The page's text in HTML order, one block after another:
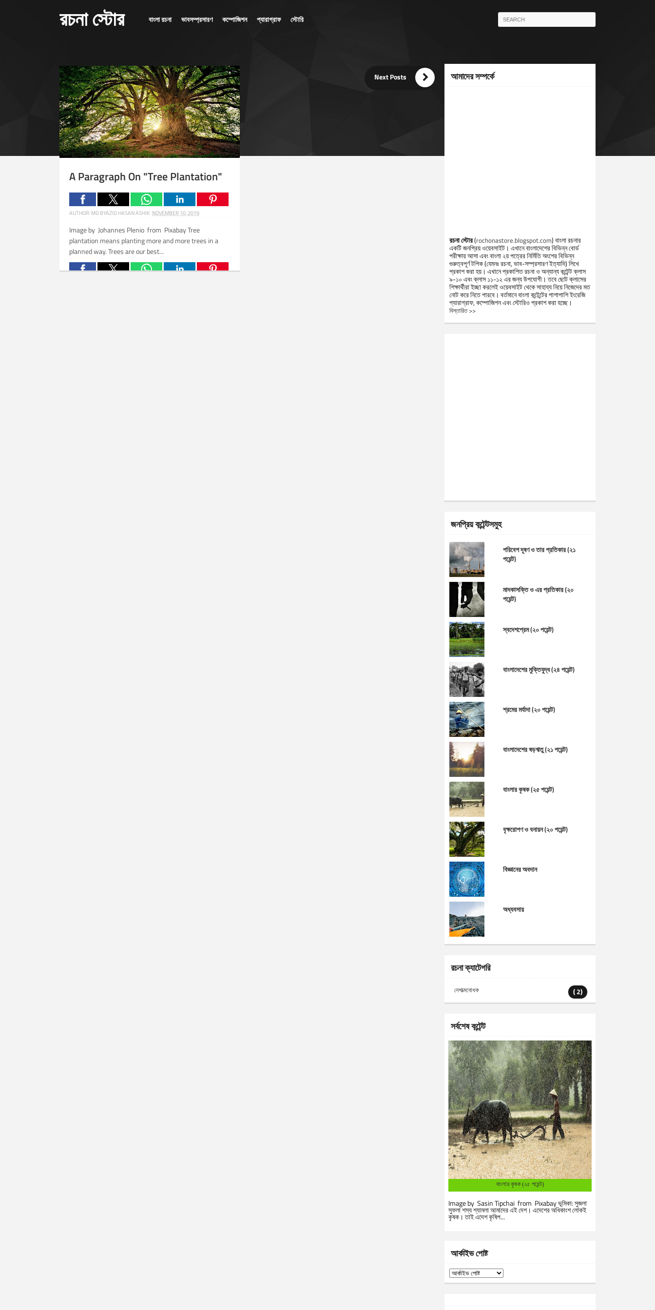
রচনা স্টোর বাংলা রচনা ভাবসম্প্রসারণ কম্পোজিশন প্যারাগ্রাফ স্টোরি
A Paragraph On "Tree Plantation"
AUTHOR:MD BYAZID HASAN ASHIK NOVEMBER 10, 2019
Image by Johannes Plenio from Pixabay Tree
plantation means planting more and more trees in a
planned way. Trees are our best...
Next Posts  আমাদের সম্পর্কে
রচনা স্টোর(rochonastore.blogspot.com) বাংলা রচনার
একটি জনপ্রিয় ওয়েবসাইট। এখানে বাংলাদেশের বিভিন্ন বোর্ড
পরীক্ষায় আসা এবং বাংলা ২য় পত্রের নির্মিতি অংশের বিভিন্ন
গুরুত্বপূর্ণ টপিক (যেমনঃ রচনা, ভাব-সম্প্রসারণ ইত্যাদি) লিখে
প্রকাশ করা হয়। এখানে প্রকাশিত রচনা ও অন্যান্য কন্টেন্ট ক্লাস
৯-১০ এবং ক্লাস ১১-১২ এর জন্য উপযোগী। তবে ছোট ক্লাসের
শিক্ষার্থীরা ইচ্ছা করলেই ওয়েবসাইট থেকে সাহায্য নিয়ে নিজেদের মত
নোট করে নিতে পারবে। বর্তমানে বাংলা কন্টেন্টের পাশাপাশি ইংরেজি
প্যারাগ্রাফ, কম্পোজিশন এবং স্টোরিও প্রকাশ করা হচ্ছে।
বিস্তারিত >>
জনপ্রিয় কন্টেন্টসমুহ
পরিবেশ দূষণ ও তার প্রতিকার (২১
পয়েন্ট)
মাদকাসক্তি ও এর প্রতিকার (২০
পয়েন্ট)
স্বদেশপ্রেম (২০ পয়েন্ট)
বাংলাদেশের মুক্তিযুদ্ধ (২৪ পয়েন্ট)
শ্রমের মর্যাদা (২০ পয়েন্ট)
বাংলাদেশের ষড়ঋতু (২১ পয়েন্ট)
বাংলার কৃষক (২৫ পয়েন্ট)
বৃক্ষরোপণ ও বনায়ন (২০ পয়েন্ট)
বিজ্ঞানের অবদান
অধ্যবসায়
রচনা ক্যাটেগরি
দেশাত্মবোধক ( 2)
সর্বশেষ কন্টেন্ট
বাংলার কৃষক (২৫ পয়েন্ট)
Image by Sasin Tipchai from Pixabay ভূমিকা: সুজলা
সুফলা শস্য শ্যামলা আমাদের এই দেশ। এদেশের অধিকাংশ লোকই
কৃষক। তাই এদেশ কৃষিপ...
আর্কাইভ পোষ্ট